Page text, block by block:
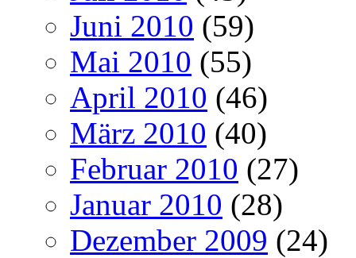
Juni 2010 (59)
Mai 2010 (55)
April 2010 (46)
März 2010 (40)
Februar 2010 (27)
Januar 2010 (28)
Dezember 2009 (24)